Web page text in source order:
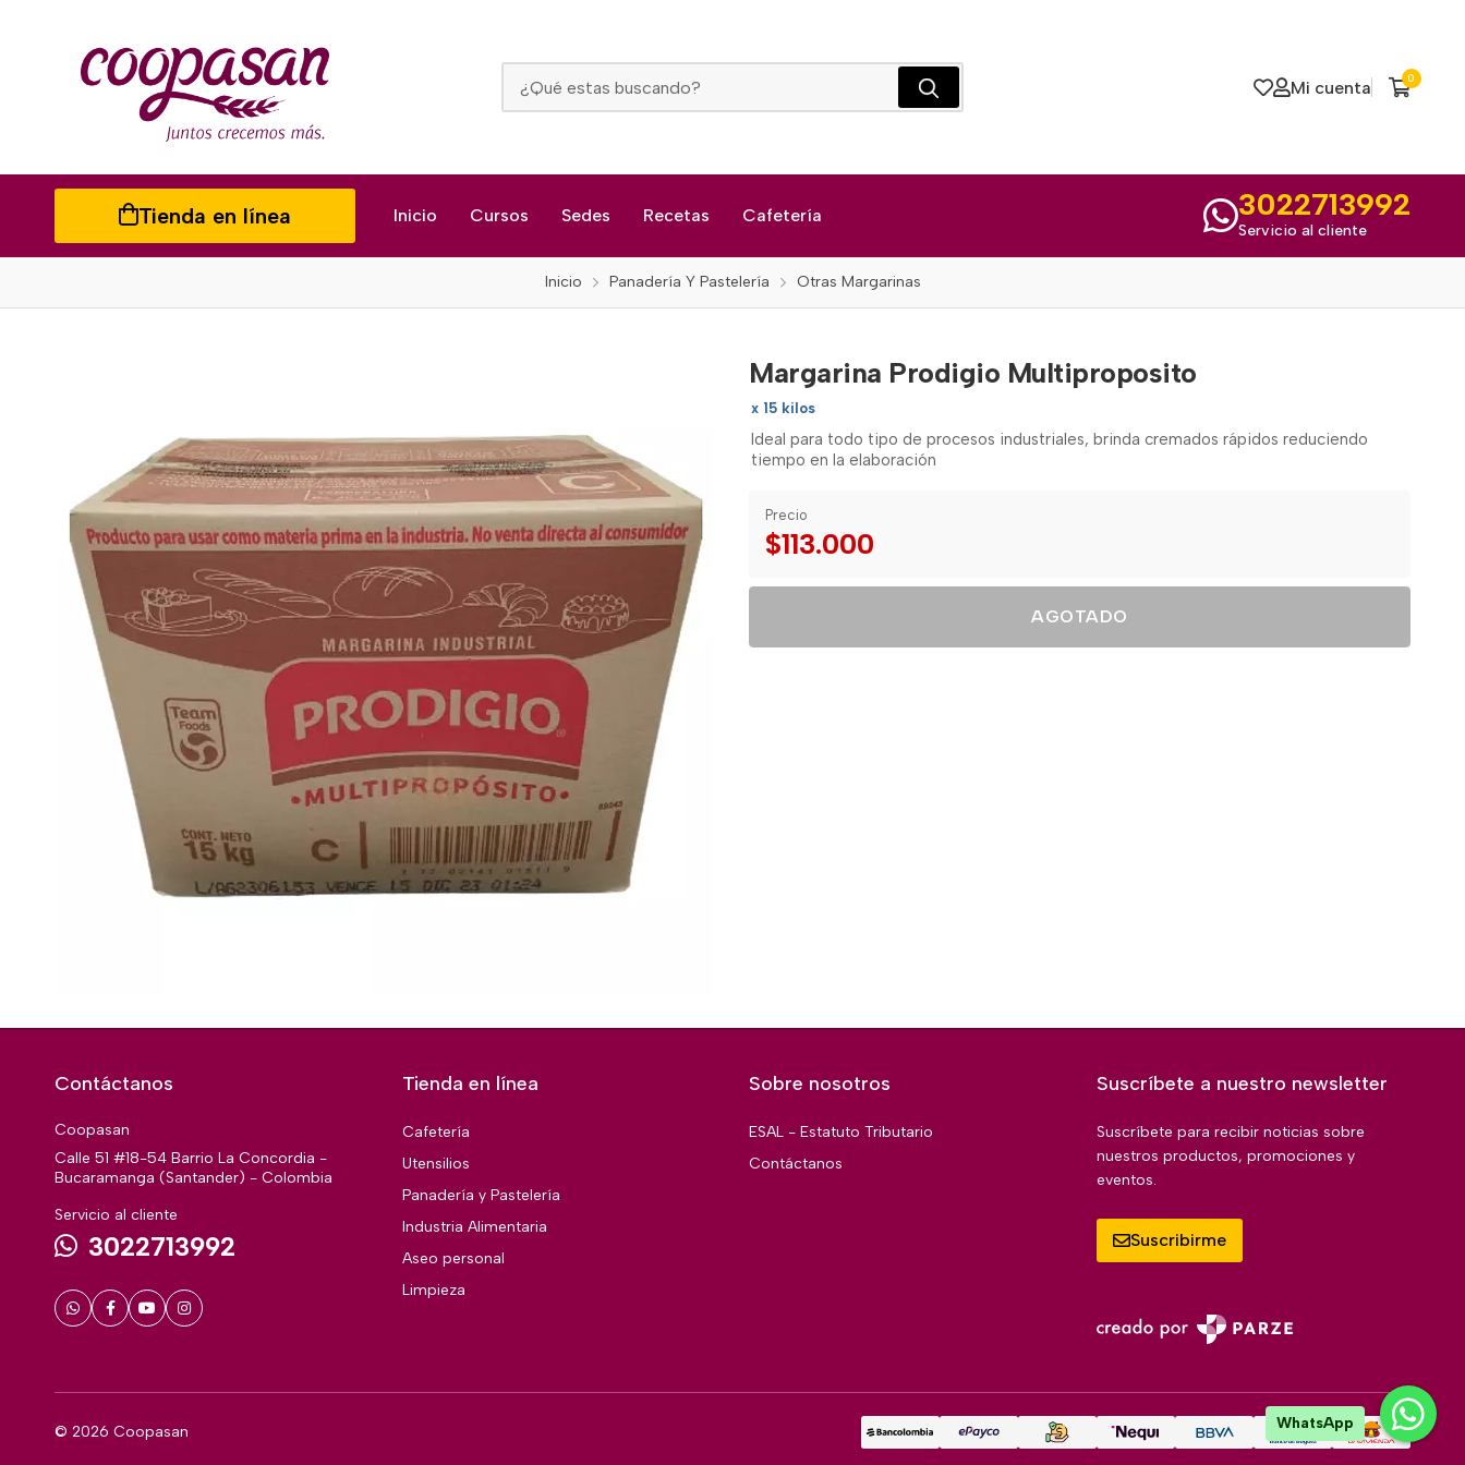
Mi cuenta 0
Tienda en línea Inicio Cursos Sedes Recetas Cafetería 3022713992
Servicio al cliente
Inicio Panadería Y Pastelería Otras Margarinas
Margarina Prodigio Multiproposito
x 15 kilos
Ideal para todo tipo de procesos industriales, brinda cremados rápidos reduciendo
tiempo en la elaboración
Precio
$113.000
AGOTADO
Contáctanos
Coopasan
Calle 51 #18-54 Barrio La Concordia -
Bucaramanga (Santander) - Colombia
Servicio al cliente
3022713992
Tienda en línea
Cafetería
Utensilios
Panadería y Pastelería
Industria Alimentaria
Aseo personal
Limpieza
Sobre nosotros
ESAL - Estatuto Tributario
Contáctanos
Suscríbete a nuestro newsletter
Suscríbete para recibir noticias sobre
nuestros productos, promociones y
eventos.
Suscribirme
© 2026 Coopasan WhatsApp